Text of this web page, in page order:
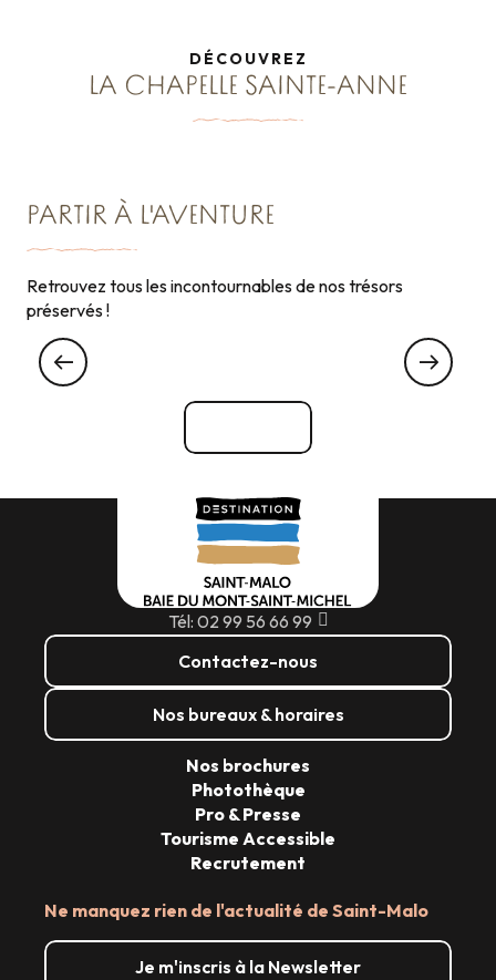
DÉCOUVREZ
LA CHAPELLE SAINTE-ANNE
PARTIR À L'AVENTURE
Retrouvez tous les incontournables de nos trésors
préservés !
ADMIRER...
Admirer la vue panoramique depuis le
Mont-Dol
Tél: 02 99 56 66 99
Contactez-nous
Nos bureaux & horaires
Ne manquez rien de l'actualité de Saint-Malo
Je m'inscris à la Newsletter
Nos brochures
Photothèque
Pro & Presse
Tourisme Accessible
Recrutement